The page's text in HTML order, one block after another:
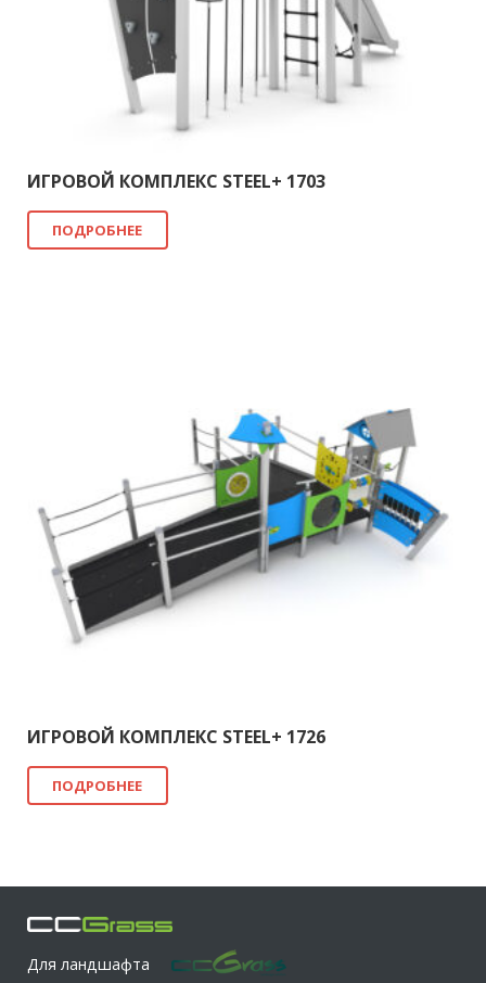
ИГРОВОЙ КОМПЛЕКС STEEL+ 1703
ПОДРОБНЕЕ
ИГРОВОЙ КОМПЛЕКС STEEL+ 1726
ПОДРОБНЕЕ
Для ландшафта